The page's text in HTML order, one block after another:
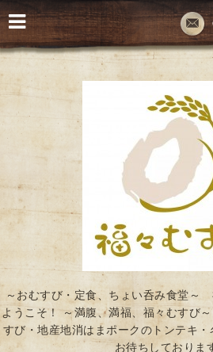
～おむすび・定食、ちょい呑み食堂～
ようこそ！ ～満腹、満福、福々むすび
すび・地産地消はまポークのトンテキ
お待ちしておりま